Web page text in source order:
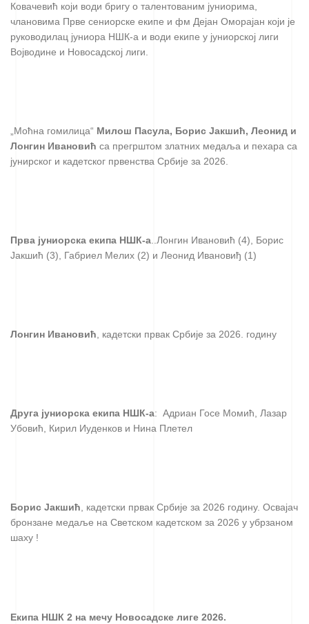
Ковачевић који води бригу о талентованим јуниорима,
члановима Прве сениорске екипе и фм Дејан Оморајан који је
руководилац јуниора НШК-а и води екипе у јуниорској лиги
Војводине и Новосадској лиги.
„Моћна гомилица“ Милош Пасула, Борис Јакшић, Леонид и
Лонгин Ивановић са прегрштом златних медаља и пехара са
јунирског и кадетског првенства Србије за 2026.
Прва јуниорска екипа НШК-а ..Лонгин Ивановић (4), Борис
Јакшић (3), Габриел Мелих (2) и Леонид Ивановиђ (1)
Лонгин Ивановић , кадетски првак Србије за 2026. годину
Друга јуниорска екипа НШК-а: Адриан Госе Момић, Лазар
Убовић, Кирил Иуденков и Нина Плетел
Борис Јакшић , кадетски првак Србије за 2026 годину. Освајач
бронзане медаље на Светском кадетском за 2026 у убрзаном
шаху !
Екипа НШК 2 на мечу Новосадске лиге 2026.